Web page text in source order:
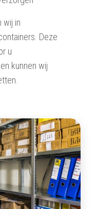
wij in
Deze
u
kunnen wij